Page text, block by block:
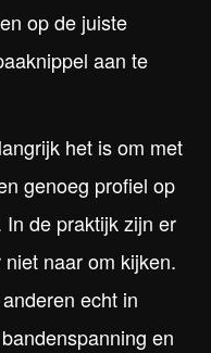
op de juiste
aan te
het is om met
genoeg profiel op
de praktijk zijn er
naar om kijken.
echt in
en